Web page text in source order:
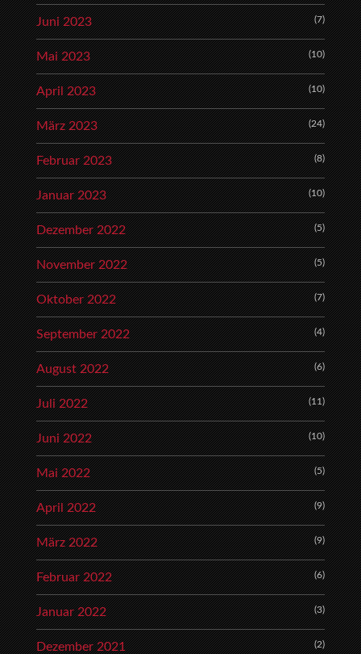
Juni 2023 (7)
Mai 2023 (10)
April 2023 (10)
März 2023 (24)
Februar 2023 (8)
Januar 2023 (10)
Dezember 2022 (5)
November 2022 (5)
Oktober 2022 (7)
September 2022 (4)
August 2022 (6)
Juli 2022 (11)
Juni 2022 (10)
Mai 2022 (5)
April 2022 (9)
März 2022 (9)
Februar 2022 (6)
Januar 2022 (3)
Dezember 2021 (2)